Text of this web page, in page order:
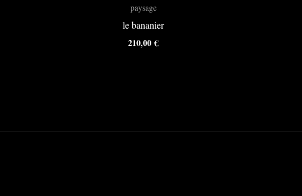
paysage
le bananier
210,00€